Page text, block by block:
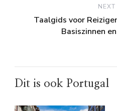
Taalgids voor
Basiszinnen
Dit is ook Portugal